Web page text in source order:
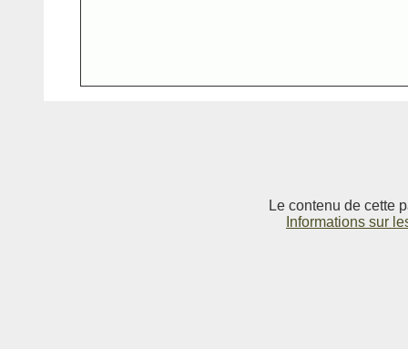
Le contenu de cette
Informations sur